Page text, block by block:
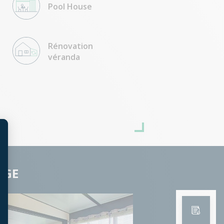
: Personnalisez vos Options
Pool House
Rénovation
véranda